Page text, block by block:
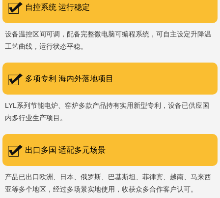
自控系统 运行稳定
设备温控区间可调，配备完整微电脑可编程系统，可自主设定升降温
工艺曲线，运行状态平稳。
多项专利 海内外落地项目
LYL系列节能电炉、窑炉多款产品持有实用新型专利，设备已供应国
内多行业生产项目。
出口多国 适配多元场景
产品已出口欧洲、日本、俄罗斯、巴基斯坦、菲律宾、越南、马来西
亚等多个地区，经过多场景实地使用，收获众多合作客户认可。